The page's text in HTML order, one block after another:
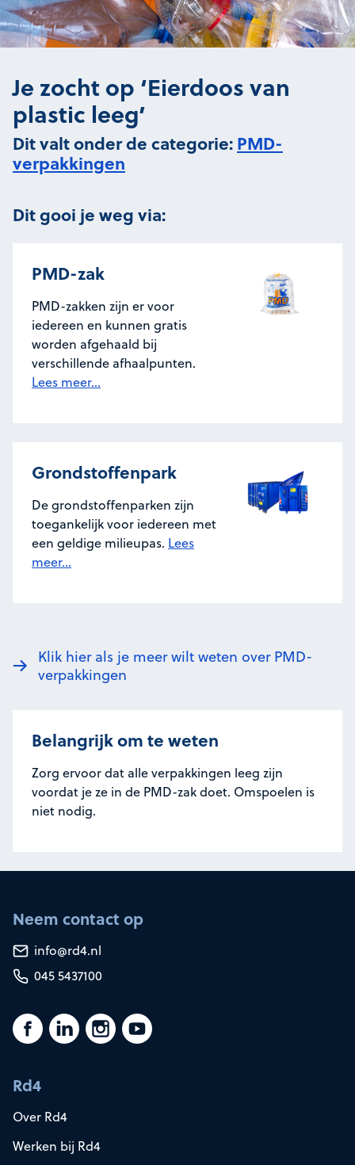
Je zocht op ‘Eierdoos van
plastic leeg’
Dit valt onder de categorie:PMD-
verpakkingen
Dit gooi je weg via:
PMD-zak
PMD-zakken zijn er voor
iedereen en kunnen gratis
worden afgehaald bij
verschillende afhaalpunten.
Lees meer...
Grondstoffenpark
De grondstoffenparken zijn
toegankelijk voor iedereen met
een geldige milieupas. Lees
meer...
Klik hier als je meer wilt weten over PMD-
verpakkingen
Belangrijk om te weten
Zorg ervoor dat alle verpakkingen leeg zijn
voordat je ze in de PMD-zak doet. Omspoelen is
niet nodig.
Neem contact op
info@rd4.nl
045 5437100
Rd4
Over Rd4
Werken bij Rd4